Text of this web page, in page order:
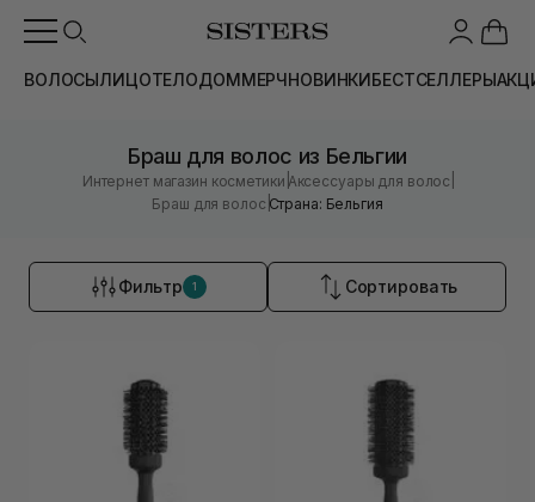
ВОЛОСЫЛИЦОТЕЛОДОММЕРЧНОВИНКИБЕСТСЕЛЛЕРЫ
Браш для волос из Бельгии
Интернет магазин косметики |Аксессуары для волос
Браш для волос |Страна: Бельгия
Фильтр 1 Сортировать